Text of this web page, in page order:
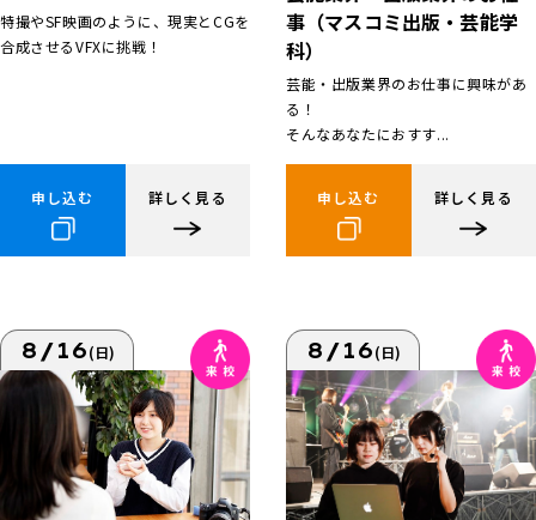
特撮やSF映画のように、現実とCGを
合成させるVFXに挑戦！
申し込む 詳しく見る
事（マスコミ出版・芸能学
科）
芸能・出版業界のお仕事に興味があ
る！
そんなあなたにおすす...
申し込む 詳しく見る
8/16(日) 8/16(日)